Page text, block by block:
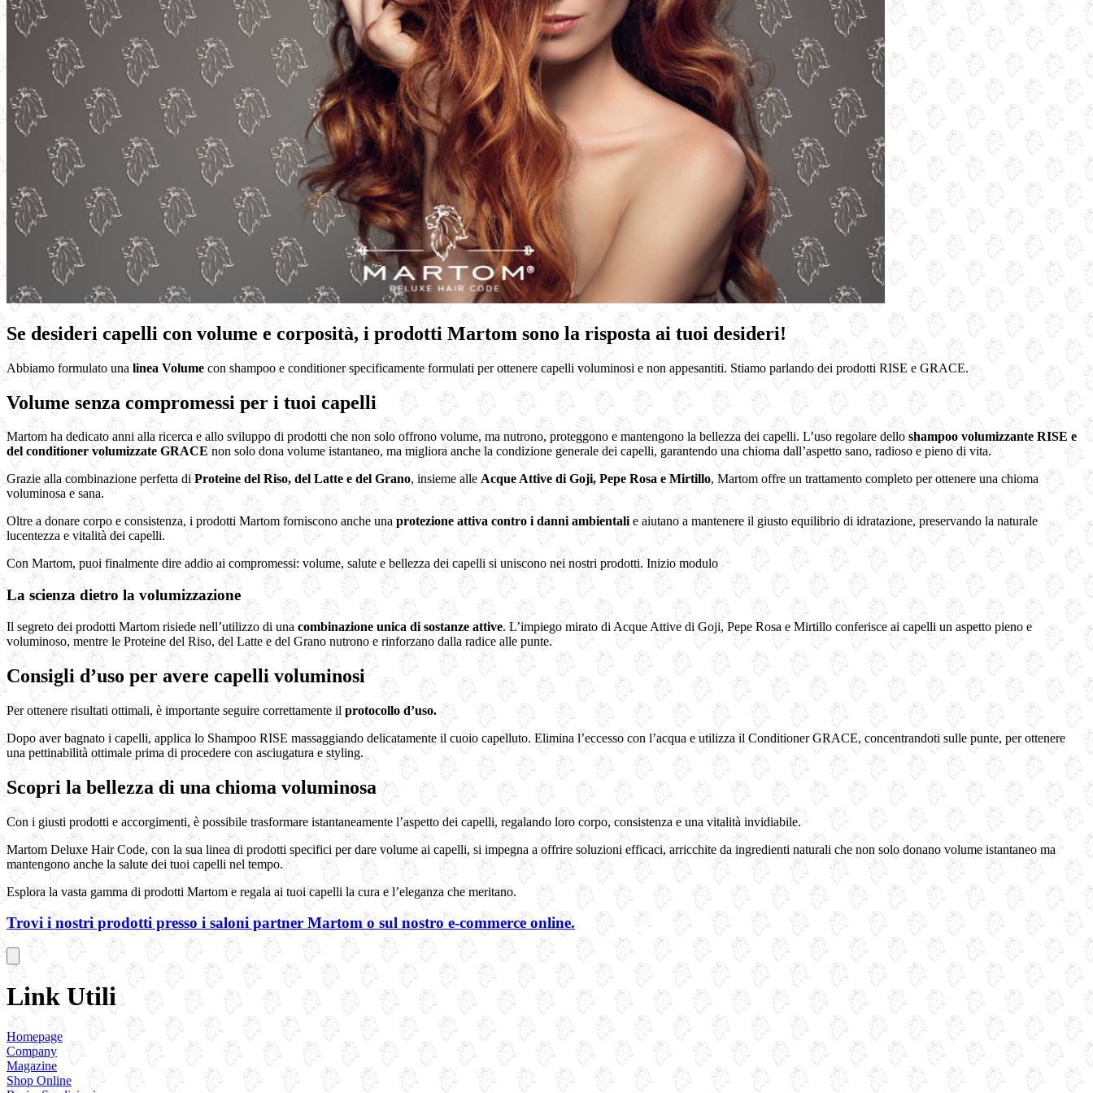
Se desideri capelli con volume e corposità, i prodotti Martom sono la risposta ai tuoi desideri!
Abbiamo formulato una linea Volume con shampoo e conditioner specificamente formulati per ottenere capelli voluminosi e non appesantiti. Stiamo parlando dei prodotti RISE e GRACE.
Volume senza compromessi per i tuoi capelli
Martom ha dedicato anni alla ricerca e allo sviluppo di prodotti che non solo offrono volume, ma nutrono, proteggono e mantengono la bellezza dei capelli. L’uso regolare dello shampoo volumizzante RISE e
del conditioner volumizzate GRACEnon solo dona volume istantaneo, ma migliora anche la condizione generale dei capelli, garantendo una chioma dall’aspetto sano, radioso e pieno di vita.
Grazie alla combinazione perfetta diProteine del Riso, del Latte e del Grano, insieme alle Acque Attive di Goji, Pepe Rosa e Mirtillo, Martom offre un trattamento completo per ottenere una chioma
voluminosa e sana.
Oltre a donare corpo e consistenza, i prodotti Martom forniscono anche una protezione attiva contro i danni ambientalie aiutano a mantenere il giusto equilibrio di idratazione, preservando la naturale
lucentezza e vitalità dei capelli.
Con Martom, puoi finalmente dire addio ai compromessi: volume, salute e bellezza dei capelli si uniscono nei nostri prodotti. Inizio modulo
La scienza dietro la volumizzazione
Il segreto dei prodotti Martom risiede nell’utilizzo di una combinazione unica di sostanze attive. L’impiego mirato di Acque Attive di Goji, Pepe Rosa e Mirtillo conferisce ai capelli un aspetto pieno e
voluminoso, mentre le Proteine del Riso, del Latte e del Grano nutrono e rinforzano dalla radice alle punte.
Consigli d’uso per avere capelli voluminosi
Per ottenere risultati ottimali, è importante seguire correttamente il protocollo d’uso.
Dopo aver bagnato i capelli, applica lo Shampoo RISE massaggiando delicatamente il cuoio capelluto. Elimina l’eccesso con l’acqua e utilizza il Conditioner GRACE, concentrandoti sulle punte, per ottenere
una pettinabilità ottimale prima di procedere con asciugatura e styling.
Scopri la bellezza di una chioma voluminosa
Con i giusti prodotti e accorgimenti, è possibile trasformare istantaneamente l’aspetto dei capelli, regalando loro corpo, consistenza e una vitalità invidiabile.
Martom Deluxe Hair Code, con la sua linea di prodotti specifici per dare volume ai capelli, si impegna a offrire soluzioni efficaci, arricchite da ingredienti naturali che non solo donano volume istantaneo ma
mantengono anche la salute dei tuoi capelli nel tempo.
Esplora la vasta gamma di prodotti Martom e regala ai tuoi capelli la cura e l’eleganza che meritano.
Trovi i nostri prodotti presso i saloni partner Martom o sul nostro e-commerce online.
Link Utili
Homepage
Company
Magazine
Shop Online